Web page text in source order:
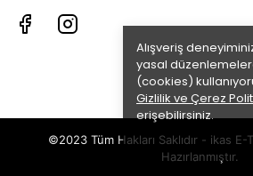
Alışveriş
yasal
(cookies)
Gizlilik ve Çerez
erişebilirsiniz.
©2023 Tüm Hakları Saklıdır - ikas E-
Hazırlanmıştır.